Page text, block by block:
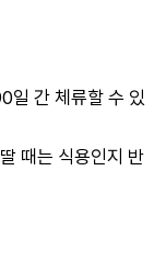
일 간 체류할 수 있
때는 식용인지 반